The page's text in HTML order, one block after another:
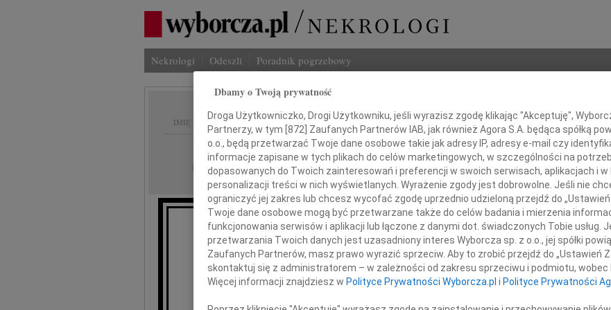
Nekrologi Odeszli Poradnik pogrzebowy
IMIĘ I NAZWISKO:
REGION: Łódź
DATA EMISJI: 22.12.2009
Pani Poseł
Iwonie Śledzińskiej-Katarasińskiej
Imię i
INNE
Z
Dbamy o Twoją prywatność
Droga Użytkowniczko, Drogi Użytkowniku, jeśli wyrazisz zgodę klikając "Akceptuję",
Partnerzy, w tym [872] Zaufanych Partnerów IAB, jak również Agora S.A. będąca spółką
o.o., będą przetwarzać Twoje dane osobowe takie jak adresy IP, adresy e-mail czy
informacje zapisane w tych plikach do celów marketingowych, w szczególności na
dopasowanych do Twoich zainteresowań i preferencji w swoich serwisach, aplikacjach i w
personalizacji treści w nich wyświetlanych. Wyrażenie zgody jest dobrowolne. Jeśli nie
ograniczyć jej zakres lub chcesz wycofać zgodę uprzednio udzieloną przejdź do „Ustawień
Twoje dane osobowe mogą być przetwarzane także do celów badania i mierzenia
funkcjonowania serwisów i aplikacji lub łączone z danymi dot. świadczonych Tobie usług.
przetwarzania Twoich danych jest uzasadniony interes Wyborcza sp. z o.o., jej spółki
Zaufanych Partnerów, masz prawo wyrazić sprzeciw. Aby to zrobić przejdź do „Ustawień
skontaktuj się z administratorem – w zależności od zakresu sprzeciwu i podmiotu, wobec
Więcej informacji znajdziesz w Polityce Prywatności Wyborcza.pl i Polityce Prywatności